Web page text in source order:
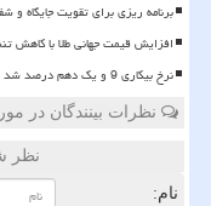
برنامه ریزی برای تقویت جایگاه
افزایش قیمت جهانی طلا با کاهش
نرخ بیکاری 9 و یک دهم درصد شد
نظرات بینندگان در
نظر
نام: